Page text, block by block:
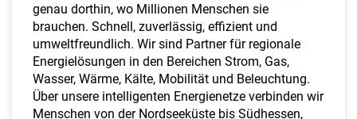
genau dorthin, wo Millionen Menschen sie
brauchen. Schnell, zuverlässig, effizient und
umweltfreundlich. Wir sind Partner für regionale
Energielösungen in den Bereichen Strom, Gas,
Wasser, Wärme, Kälte, Mobilität und Beleuchtung.
Über unsere intelligenten Energienetze verbinden wir
Menschen von der Nordseeküste bis Südhessen,